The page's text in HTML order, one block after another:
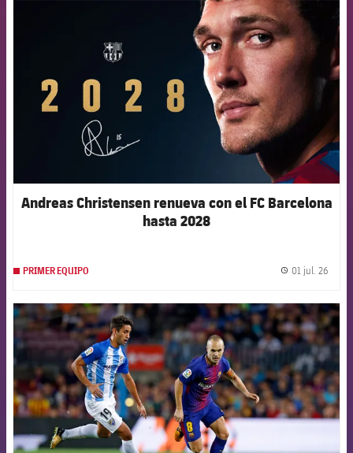
FCB Barcelona badge
Andreas Christensen renueva con el FC Barcelona
hasta 2028
PRIMER EQUIPO 01 jul. 26
FCB Barcelona badge